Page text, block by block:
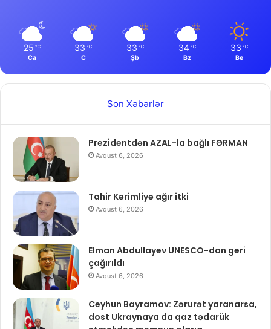
25 ℃
Ca
33 ℃
C
33 ℃
Şb
34 ℃
Bz
33 ℃
Be
Son Xəbərlər
Prezidentdən AZAL-la bağlı FƏRMAN
Avqust 6, 2026
Tahir Kərimliyə ağır itki
Avqust 6, 2026
Elman Abdullayev UNESCO-dan geri
çağırıldı
Avqust 6, 2026
Ceyhun Bayramov: Zərurət yaranarsa,
dost Ukraynaya da qaz tədarük